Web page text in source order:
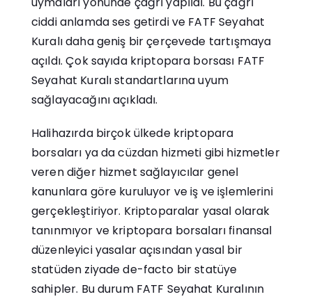
ciddi anlamda ses getirdi ve FATF Seyahat
Kuralı daha geniş bir çerçevede tartışmaya
açıldı. Çok sayıda kriptopara borsası FATF
Seyahat Kuralı standartlarına uyum
sağlayacağını açıkladı.
Halihazırda birçok ülkede kriptopara
borsaları ya da cüzdan hizmeti gibi hizmetler
veren diğer hizmet sağlayıcılar genel
kanunlara göre kuruluyor ve iş ve işlemlerini
gerçekleştiriyor. Kriptoparalar yasal olarak
tanınmıyor ve kriptopara borsaları finansal
düzenleyici yasalar açısından yasal bir
statüden ziyade de-facto bir statüye
sahipler. Bu durum FATF Seyahat Kuralının